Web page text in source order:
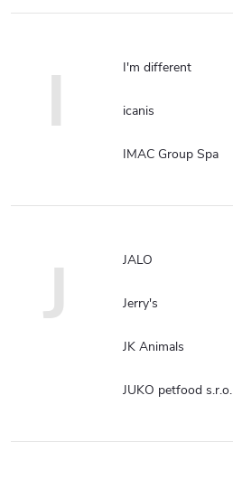
I I'm different
icanis
IMAC Group Spa
J JALO
Jerry's
JK Animals
JUKO petfood s.r.o.